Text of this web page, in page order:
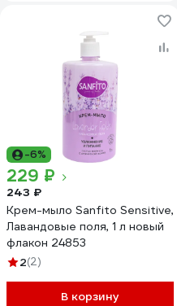
-6%
229 ₽
243 ₽
Крем-мыло Sanfito Sensitive,
Лавандовые поля, 1 л новый
флакон 24853
2(2)
В корзину